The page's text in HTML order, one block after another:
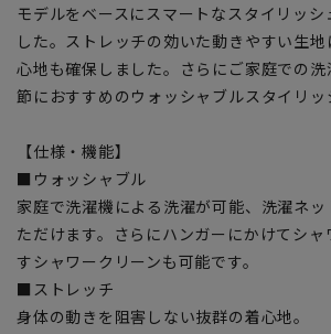
モデルをベースにスマートなスタイリッ
した。ストレッチの効いた動きやすい生
心地も確保しました。さらにご家庭での
節におすすめのウォッシャブルスタイリッ
【仕様・機能】
■ウォッシャブル
家庭で洗濯機による洗濯が可能、洗濯ネ
ただけます。さらにハンガーにかけてシャ
すシャワークリーンも可能です。
■ストレッチ
身体の動きを阻害しない抜群の着心地。